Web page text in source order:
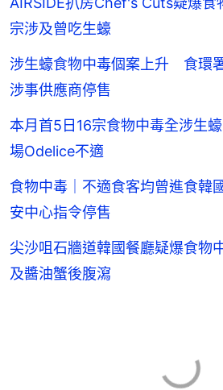
宗涉及曾吃生蠔
涉生蠔食物中毒個案上升 食環
涉事供應商停售
本月首5日16宗食物中毒全涉生
場Odelice不適
食物中毒｜不適食客均曾進食
安中心指令停售
尖沙咀石牆道韓國餐廳疑爆食
及醬油蟹後腹瀉